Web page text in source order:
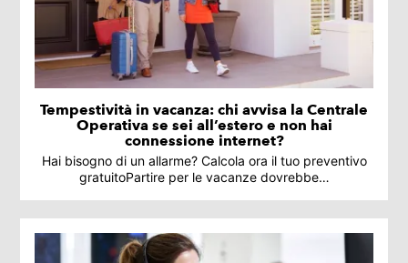
Tempestività in vacanza: chi avvisa la Centrale
Operativa se sei all’estero e non hai
connessione internet?
Hai bisogno di un allarme? Calcola ora il tuo preventivo
gratuitoPartire per le vacanze dovrebbe…